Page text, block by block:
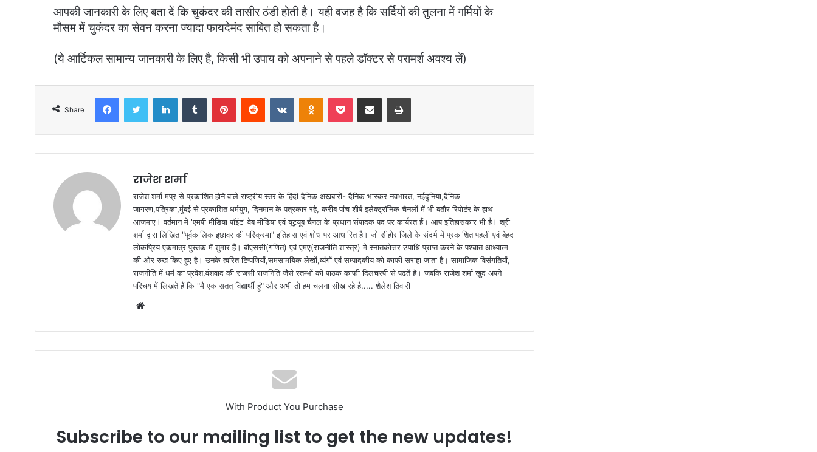
आपकी जानकारी के लिए बता दें कि चुकंदर की तासीर ठंडी होती है। यही वजह है कि सर्दियों की तुलना में गर्मियों के
मौसम में चुकंदर का सेवन करना ज्यादा फायदेमंद साबित हो सकता है।
(ये आर्टिकल सामान्य जानकारी के लिए है, किसी भी उपाय को अपनाने से पहले डॉक्टर से परामर्श अवश्य लें)
Share
राजेश शर्मा
राजेश शर्मा मप्र से प्रकाशित होने वाले राष्ट्रीय स्तर के हिंदी दैनिक अख़बारों- दैनिक भास्कर नवभारत, नईदुनिया,दैनिक
जागरण,पत्रिका,मुंबई से प्रकाशित धर्मयुग, दिनमान के पत्रकार रहे, करीब पांच शीर्ष इलेक्ट्रॉनिक चैनलों में भी बतौर रिपोर्टर के हाथ
आजमाए। वर्तमान मे 'एमपी मीडिया पॉइंट' वेब मीडिया एवं यूट्यूब चैनल के प्रधान संपादक पद पर कार्यरत हैं। आप इतिहासकार भी है। श्री
शर्मा द्वारा लिखित "पूर्वकालिक इछावर की परिक्रमा" इतिहास एवं शोध पर आधारित है। जो सीहोर जिले के संदर्भ में प्रकाशित पहली एवं बेहद
लोकप्रिय एकमात्र पुस्तक में शुमार हैं। बीएससी(गणित) एवं एमए(राजनीति शास्त्र) मे स्नातकोत्तर उपाधि प्राप्त करने के पश्चात आध्यात्म
की ओर रुख किए हुए है। उनके त्वरित टिप्पणियों,समसामयिक लेखों,व्यंगों एवं सम्पादकीय को काफी सराहा जाता है। सामाजिक विसंगतियों,
राजनीति में धर्म का प्रवेश,वंशवाद की राजसी राजनिति जैसे स्तम्भों को पाठक काफी दिलचस्पी से पढतें है। जबकि राजेश शर्मा खुद अपने
परिचय में लिखते हैं कि "मै एक सतत् विद्यार्थी हूं" और अभी तो हम चलना सीख रहे है..... शैलेश तिवारी
b
s
With Product You Purchase
Subscribe to our mailing list to get the new updates!